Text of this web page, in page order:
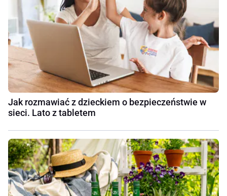
Jak rozmawiać z dzieckiem o bezpieczeństwie w
sieci. Lato z tabletem